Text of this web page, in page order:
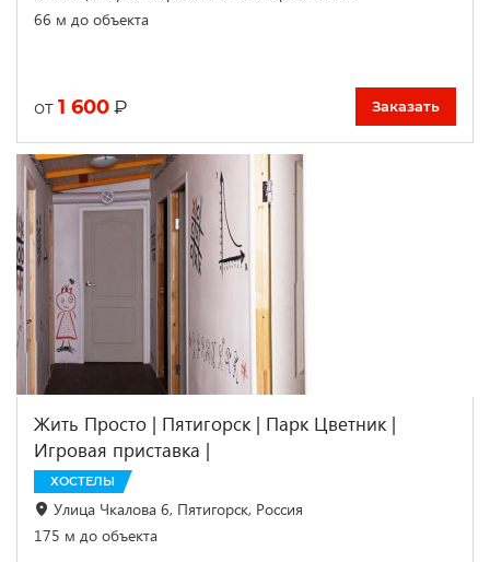
66 м до объекта
от 1 600 ₽ Заказать
Жить Просто | Пятигорск | Парк Цветник |
Игровая приставка |
ХОСТЕЛЫ
Улица Чкалова 6, Пятигорск, Россия
175 м до объекта